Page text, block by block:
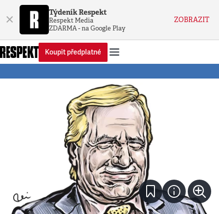
× Týdeník Respekt
Respekt Media
ZDARMA - na Google Play
ZOBRAZIT
Koupit předplatné